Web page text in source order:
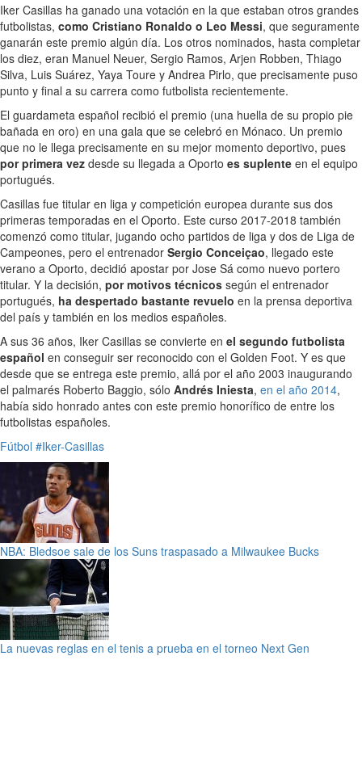
Iker Casillas ha ganado una votación en la que estaban otros grandes
futbolistas, como Cristiano Ronaldo o Leo Messi, que seguramente
ganarán este premio algún día. Los otros nominados, hasta completar
los diez, eran Manuel Neuer, Sergio Ramos, Arjen Robben, Thiago
Silva, Luis Suárez, Yaya Toure y Andrea Pirlo, que precisamente puso
punto y final a su carrera como futbolista recientemente.
El guardameta español recibió el premio (una huella de su propio pie
bañada en oro) en una gala que se celebró en Mónaco. Un premio
que no le llega precisamente en su mejor momento deportivo, pues
por primera vez desde su llegada a Oporto es suplente en el equipo
portugués.
Casillas fue titular en liga y competición europea durante sus dos
primeras temporadas en el Oporto. Este curso 2017-2018 también
comenzó como titular, jugando ocho partidos de liga y dos de Liga de
Campeones, pero el entrenador Sergio Conceiçao, llegado este
verano a Oporto, decidió apostar por Jose Sá como nuevo portero
titular. Y la decisión, por motivos técnicos según el entrenador
portugués, ha despertado bastante revuelo en la prensa deportiva
del país y también en los medios españoles.
A sus 36 años, Iker Casillas se convierte en el segundo futbolista
español en conseguir ser reconocido con el Golden Foot. Y es que
desde que se entrega este premio, allá por el año 2003 inaugurando
el palmarés Roberto Baggio, sólo Andrés Iniesta, en el año 2014,
había sido honrado antes con este premio honorífico de entre los
futbolistas españoles.
Fútbol #Iker-Casillas
NBA: Bledsoe sale de los Suns traspasado a Milwaukee Bucks
La nuevas reglas en el tenis a prueba en el torneo Next Gen